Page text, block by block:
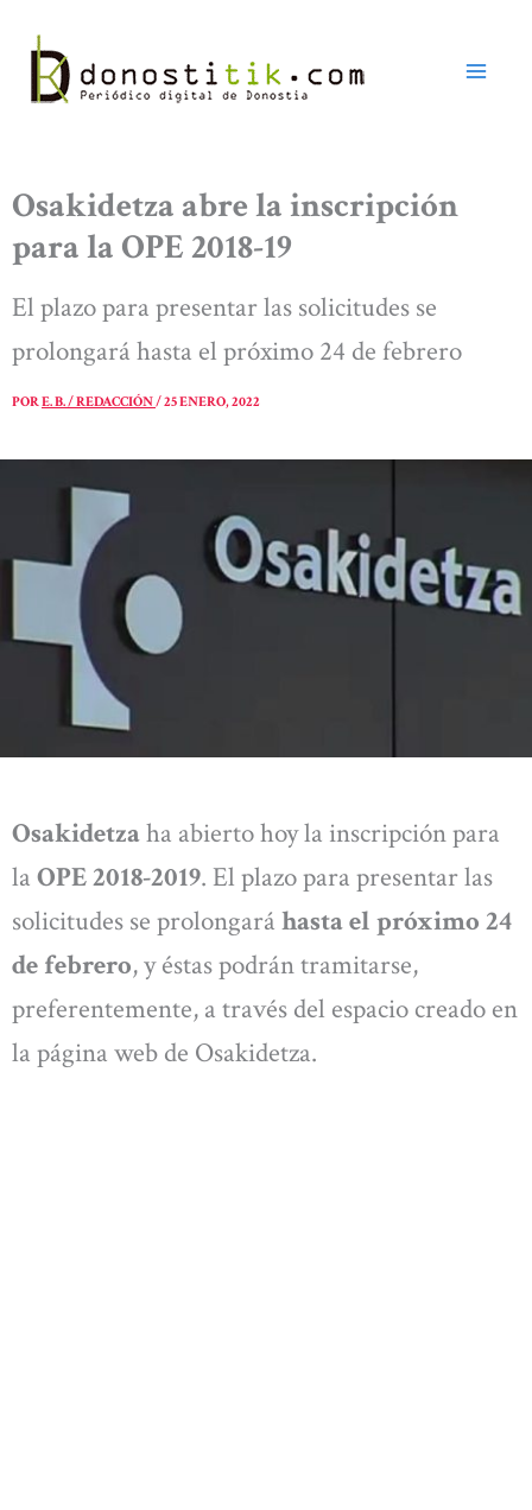
contenido
Osakidetza abre la inscripción
para la OPE 2018-19
El plazo para presentar las solicitudes se
prolongará hasta el próximo 24 de febrero
PORE. B. / REDACCIÓN/25 ENERO, 2022
Osakidetzaha abierto hoy la inscripción para
la OPE 2018-2019. El plazo para presentar las
solicitudes se prolongará hasta el próximo 24
de febrero, y éstas podrán tramitarse,
preferentemente, a través del espacio creado en
la página web de Osakidetza.